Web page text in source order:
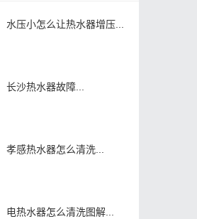
水压小怎么让热水器增压...
长沙热水器故障...
孝感热水器怎么清洗...
电热水器怎么清洗图解...